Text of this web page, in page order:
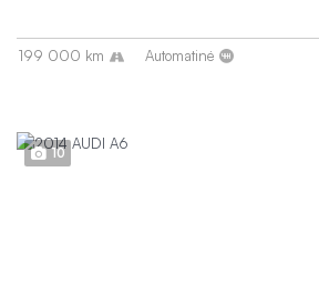
199 000 km Automatinė
10